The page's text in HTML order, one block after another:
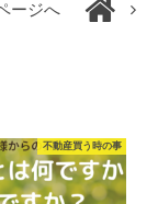
ージへ
不動産買う時の事